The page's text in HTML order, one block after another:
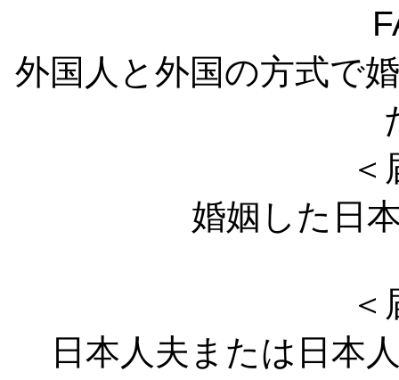
外国人と外国の方式で
婚姻した日
日本人夫または日本